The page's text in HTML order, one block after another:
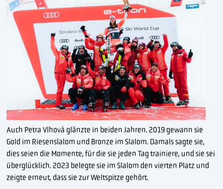
Auch Petra Vlhová glänzte in beiden Jahren. 2019 gewann sie
Gold im Riesenslalom und Bronze im Slalom. Damals sagte sie,
dies seien die Momente, für die sie jeden Tag trainiere, und sie sei
überglücklich. 2023 belegte sie im Slalom den vierten Platz und
zeigte erneut, dass sie zur Weltspitze gehört.